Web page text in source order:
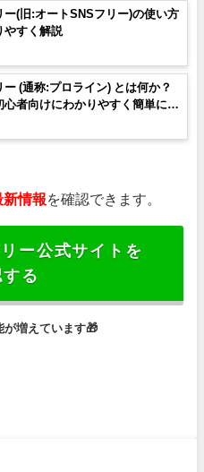
ー(旧:オートSNSフリー)の使い方
やすく解説
ー (通称:プロライン) とは何か？
心者向けにわかりやすく簡単に解
新情報を確認できます。
ー公式サイトを
る
増えています🎁